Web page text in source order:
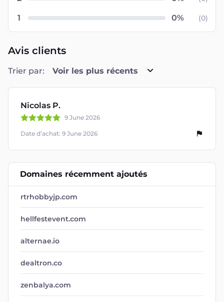
1 (0)
Avis clients
Trier par: Voir les plus récents
Nicolas P.
9 June 2026
Date d’achat: 9 June 2026
Domaines récemment ajoutés
rtrhobbyjp.com
hellfestevent.com
alternae.io
dealtron.co
zenbalya.com